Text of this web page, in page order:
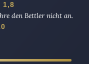
1,8
den Bettler nicht an.